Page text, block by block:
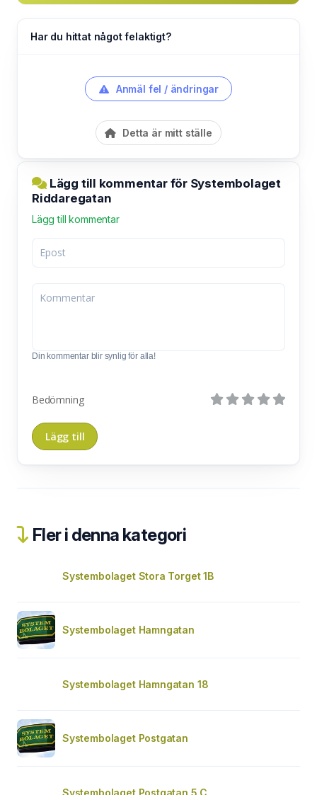
Har du hittat något felaktigt?
Anmäl fel / ändringar
Detta är mitt ställe
Lägg till kommentar för Systembolaget
Riddaregatan
Lägg till kommentar
Din kommentar blir synlig för alla!
Bedömning
Fler i denna kategori
Systembolaget Stora Torget 1B
Systembolaget Hamngatan
Systembolaget Hamngatan 18
Systembolaget Postgatan
Systembolaget Postgatan 5 C